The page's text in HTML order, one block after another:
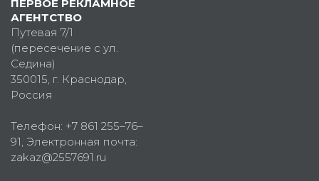
ПЕРВОЕ РЕКЛАМНОЕ
АГЕНТСТВО
Путевая 7/1
(пересечение с ул.
Седина)
350015, г. Краснодар,
Россия
Телефон: +7 861 255–76–
91, Электронная почта:
zakaz@2557691.ru